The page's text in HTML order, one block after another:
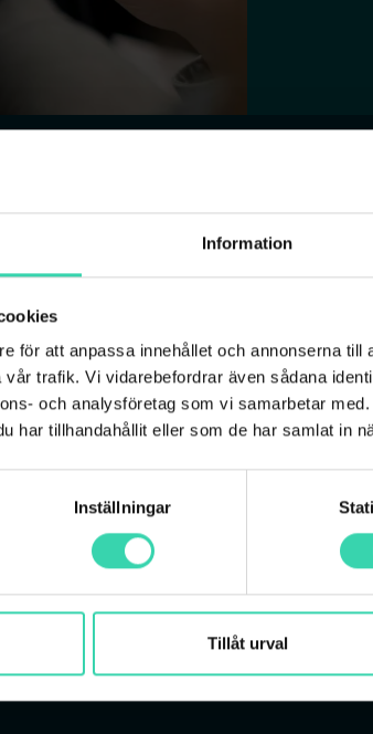
Information
för att anpassa innehållet och annonserna till
trafik. Vi vidarebefordrar även sådana
och analysföretag som vi samarbetar
har tillhandahållit eller som de har samlat in
Inställningar
Tillåt urval
Varje användare är
egen SIM (eSIM